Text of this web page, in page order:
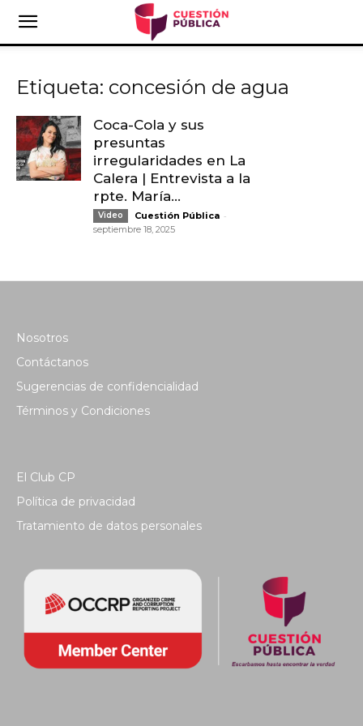
Etiqueta: concesión de agua
Coca-Cola y sus
presuntas
irregularidades en La
Calera | Entrevista a la
rpte. María...
Video Cuestión Pública -
septiembre 18, 2025
Nosotros
Contáctanos
Sugerencias de confidencialidad
Términos y Condiciones
El Club CP
Política de privacidad
Tratamiento de datos personales